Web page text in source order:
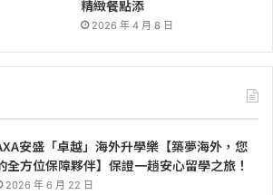
精緻餐點添
2026 年 4 月 8 日
安盛「卓越」海外升學樂【築夢海外，您
全方位保障夥伴】保證一趟安心留學之旅！
2026 年 6 月 22 日